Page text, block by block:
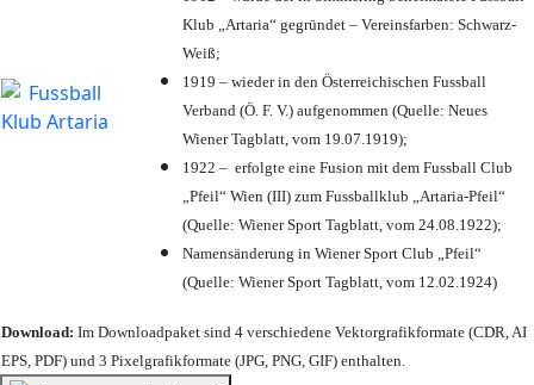
Klub „Artaria“ gegründet – Vereinsfarben: Schwarz-
Weiß;
1919 – wieder in den Österreichischen Fussball
Verband (Ö. F. V.) aufgenommen (Quelle: Neues
Wiener Tagblatt, vom 19.07.1919);
1922 – erfolgte eine Fusion mit dem Fussball Club
„Pfeil“ Wien (III) zum Fussballklub „Artaria-Pfeil“
(Quelle: Wiener Sport Tagblatt, vom 24.08.1922);
Namensänderung in Wiener Sport Club „Pfeil“
(Quelle: Wiener Sport Tagblatt, vom 12.02.1924)
Download: Im Downloadpaket sind 4 verschiedene Vektorgrafikformate (CDR, AI
EPS, PDF) und 3 Pixelgrafikformate (JPG, PNG, GIF) enthalten.